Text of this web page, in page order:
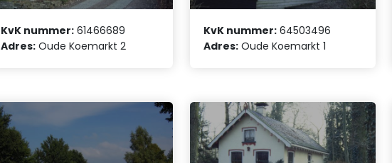
KvK nummer: 61466689
Adres: Oude Koemarkt 2
KvK nummer: 64503496
Adres: Oude Koemarkt 1